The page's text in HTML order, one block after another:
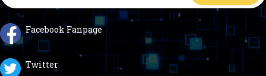
Facebook Fanpage
Twitter